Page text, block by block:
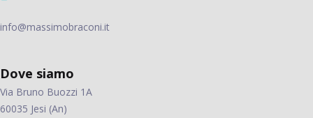
info@massimobraconi.it
Dove siamo
Via Bruno Buozzi 1A
60035 Jesi (An)